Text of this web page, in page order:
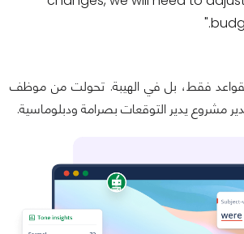
فقط، بل في الهيبة. تحولت من موظف
مشروع يدير التوقعات بصرامة ودبلوماسية.